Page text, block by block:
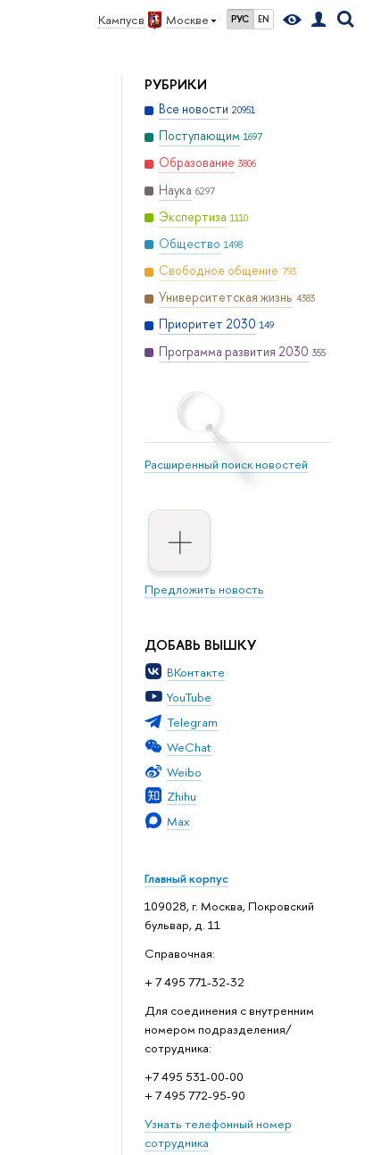
Кампус в Москве РУС EN
РУБРИКИ
Все новости 20951
Поступающим 1697
Образование 3806
Наука 6297
Экспертиза 1110
Общество 1498
Свободное общение 793
Университетская жизнь 4383
Приоритет 2030 149
Программа развития 2030 355
Расширенный поиск новостей
Предложить новость
ДОБАВЬ ВЫШКУ
ВКонтакте
YouTube
Telegram
WeChat
Weibo
Zhihu
Max
Главный корпус
109028, г. Москва, Покровский
бульвар, д. 11
Справочная:
+ 7 495 771-32-32
Для соединения с внутренним
номером подразделения/
сотрудника:
+7 495 531-00-00
+ 7 495 772-95-90
Узнать телефонный номер
сотрудника